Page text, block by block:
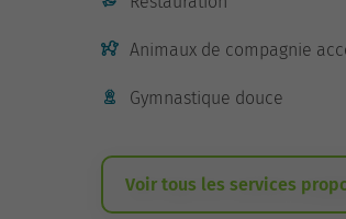
Animaux de compagnie
Gymnastique douce
Voir tous les services